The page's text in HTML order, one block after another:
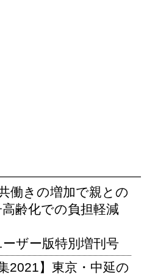
働きの増加で親との
齢化での負担軽減
ザー版特別増刊号
2021】東京・中延の